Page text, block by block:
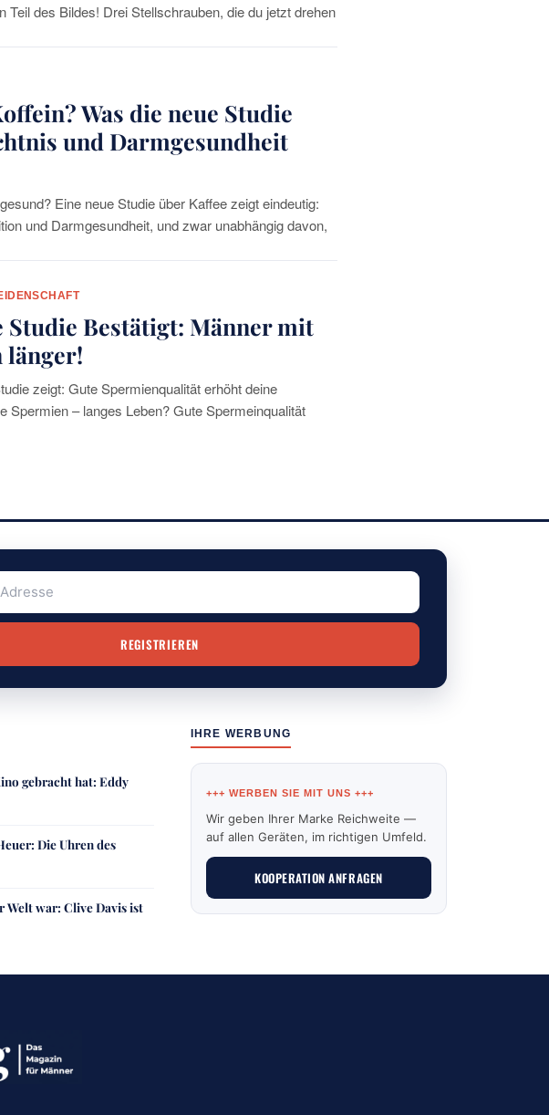
des Bildes! Drei Stellschrauben, die du jetzt drehen
Was die neue Studie
und Darmgesundheit
Eine neue Studie über Kaffee zeigt eindeutig:
und Darmgesundheit, und zwar unabhängig davon,
Studie Bestätigt: Männer mit
länger!
zeigt: Gute Spermienqualität erhöht deine
Spermien – langes Leben? Gute Spermeinqualität
gebracht hat: Eddy
Die Uhren des
Welt war: Clive Davis ist
IHRE WERBUNG
+++ WERBEN SIE MIT UNS +++
Wir geben Ihrer Marke Reichweite —
auf allen Geräten, im richtigen Umfeld.
KOOPERATION ANFRAGEN